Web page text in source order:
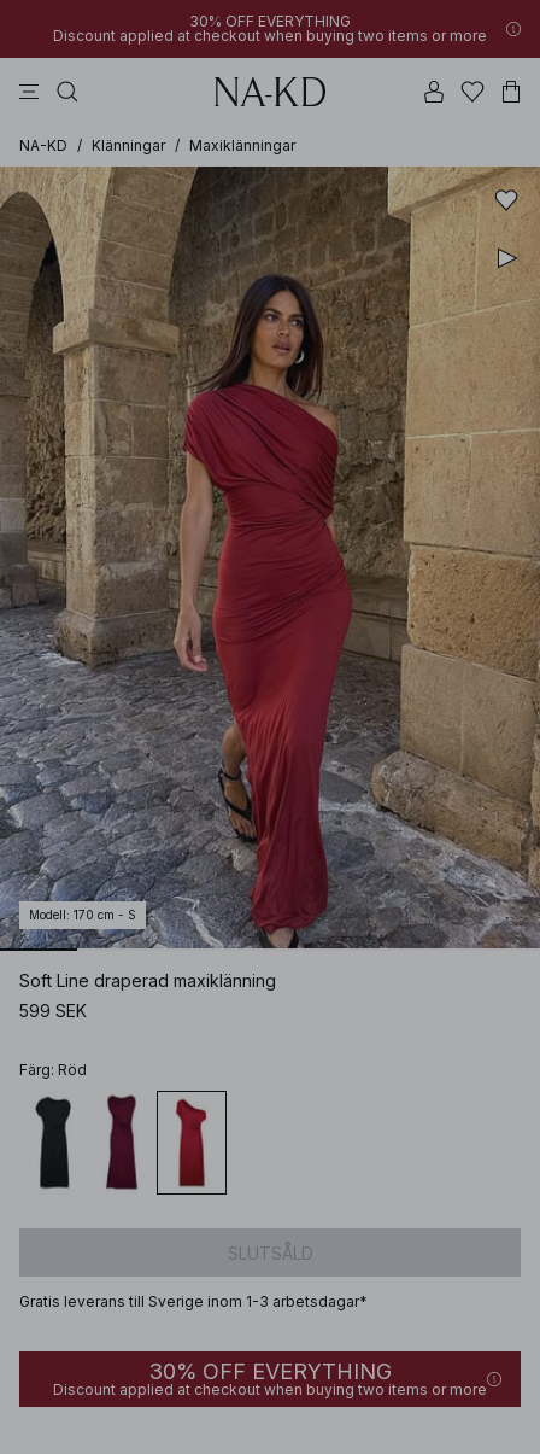
30% OFF EVERYTHING
Discount applied at checkout when buying two items or more
NA-KD / Klänningar / Maxiklänningar
Modell : 170 cm - S
Soft Line draperad maxiklänning
599 SEK
Färg: Röd
SLUTSÅLD
Gratis leverans till Sverige inom 1-3 arbetsdagar*
30% OFF EVERYTHING
Discount applied at checkout when buying two items or more